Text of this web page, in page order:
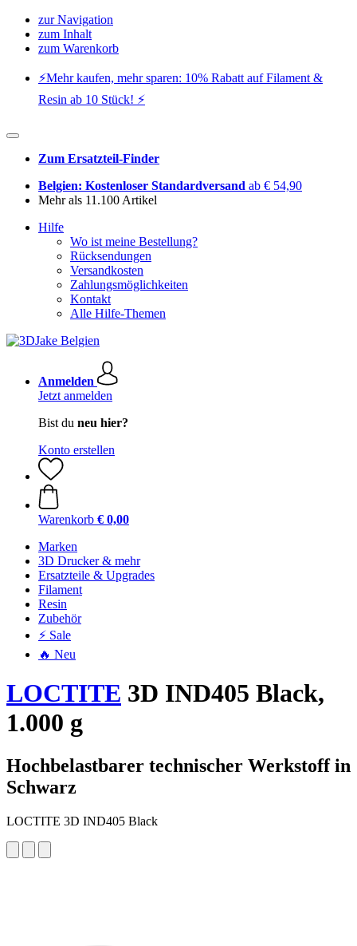
zur Navigation
zum Inhalt
zum Warenkorb
⚡️Mehr kaufen, mehr sparen: 10% Rabatt auf Filament &
Resin ab 10 Stück! ⚡️
Zum Ersatzteil-Finder
Belgien: Kostenloser Standardversand ab € 54,90
Mehr als 11.100 Artikel
Hilfe
Wo ist meine Bestellung?
Rücksendungen
Versandkosten
Zahlungsmöglichkeiten
Kontakt
Alle Hilfe-Themen
Anmelden
Jetzt anmelden
Bist du neu hier?
Konto erstellen
Warenkorb € 0,00
Marken
3D Drucker & mehr
Ersatzteile & Upgrades
Filament
Resin
Zubehör
⚡ Sale
🔥 Neu
LOCTITE 3D IND405 Black,
1.000 g
Hochbelastbarer technischer Werkstoff in
Schwarz
LOCTITE 3D IND405 Black